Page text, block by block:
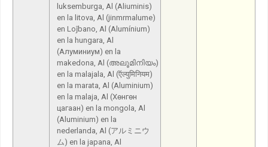
luksemburga, Al (Aliuminis)
en la litova, Al (jinmrmalume)
en Loĵbano, Al (Alumínium)
en la hungara, Al
(Алуминиум) en la
makedona, Al (അലൂമിനിയം)
en la malajala, Al (ऍल्युमिनियम)
en la marata, Al (Aluminium)
en la malaja, Al (Хөнгөн
цагаан) en la mongola, Al
(Aluminium) en la
nederlanda, Al (アルミニウ
ム) en la japana, Al